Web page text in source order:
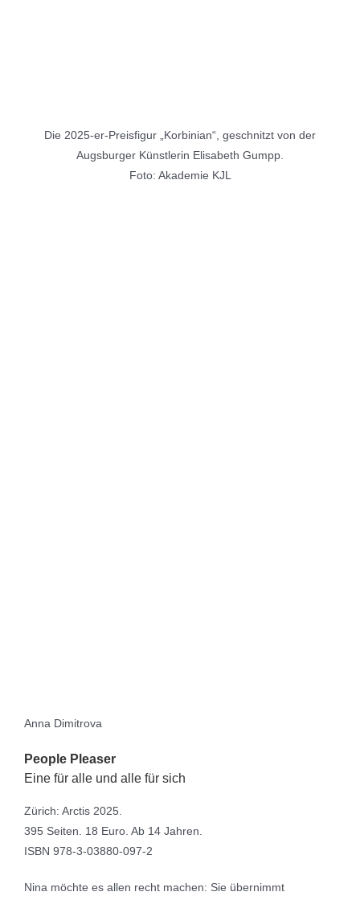
Die 2025-er-Preisfigur „Korbinian“, geschnitzt von der
Augsburger Künstlerin Elisabeth Gumpp.
Foto: Akademie KJL
Anna Dimitrova
People Pleaser
Eine für alle und alle für sich
Zürich: Arctis 2025.
395 Seiten. 18 Euro. Ab 14 Jahren.
ISBN 978-3-03880-097-2
Nina möchte es allen recht machen: Sie übernimmt